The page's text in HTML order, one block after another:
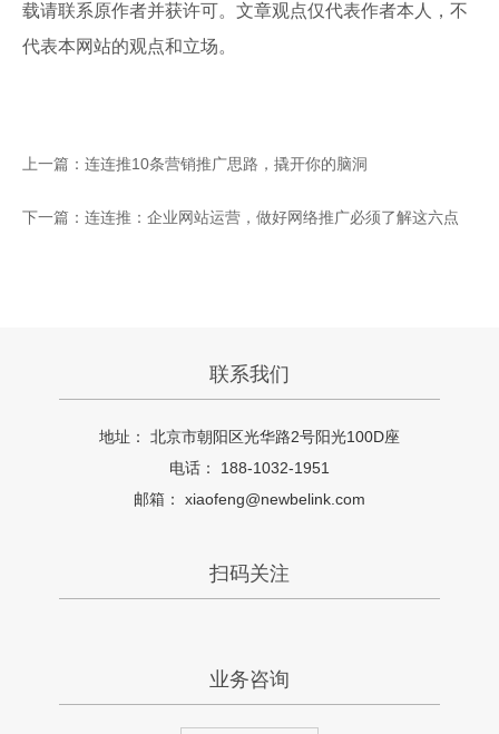
载请联系原作者并获许可。文章观点仅代表作者本人，不
代表本网站的观点和立场。
上一篇：连连推10条营销推广思路，撬开你的脑洞
下一篇：连连推：企业网站运营，做好网络推广必须了解这六点
联系我们
地址： 北京市朝阳区光华路2号阳光100D座
电话： 188-1032-1951
邮箱： xiaofeng@newbelink.com
扫码关注
业务咨询